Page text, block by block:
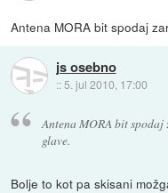
Antena MORA bit spodaj
js osebno
:: 5. jul 2010, 17:00
Antena MORA bit
glave.
Bolje to kot pa skisani